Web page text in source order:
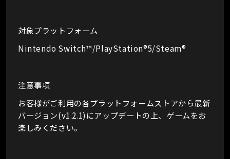
対象プラットフォーム
Nintendo Switch™/PlayStation®5/Steam®
注意事項
お客様がご利用の各プラットフォームストアから最新
バージョン(v1.2.1)にアップデートの上、ゲームをお
楽しみください。